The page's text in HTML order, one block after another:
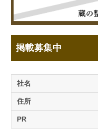
掲載募集中
社名
住所
PR